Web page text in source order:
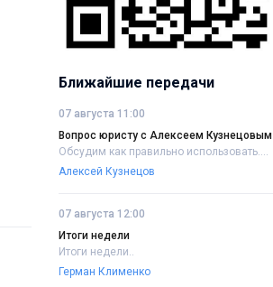
Ближайшие передачи
07 августа 11:00
Вопрос юристу с Алексеем Кузнецовым
Обсудим как правильно использовать....
Алексей Кузнецов
07 августа 12:00
Итоги недели
Итоги недели..
Герман Клименко